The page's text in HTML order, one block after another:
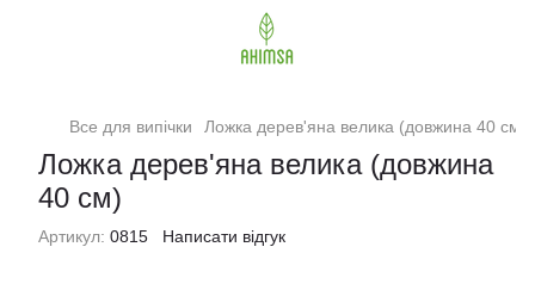
Все для випічки Ложка дерев'яна велика (довжина 40 см)
Ложка дерев'яна велика (довжина
40 см)
Артикул: 0815 Написати відгук